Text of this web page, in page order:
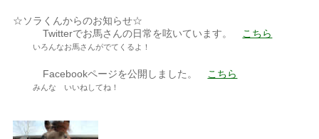
☆ソラくんからのお知らせ☆
Twitterでお馬さんの日常を呟いています。 こちら
いろんなお馬さんがでてくるよ！
Facebookページを公開しました。 こちら
みんな いいねしてね！